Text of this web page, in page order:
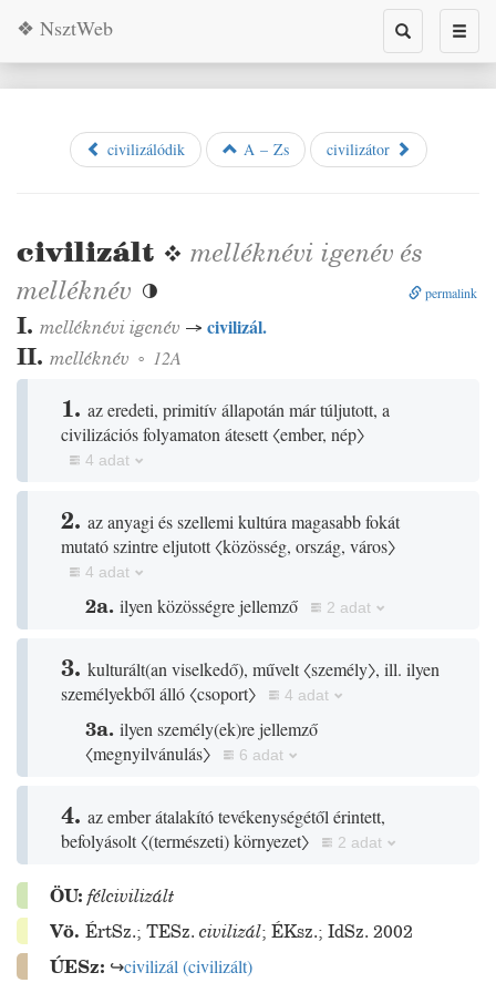
Toggle
search
❖ NsztWeb
civilizálódik A – Zs civilizátor
civilizált ❖ melléknévi igenév és
melléknév  permalink
I. melléknévi igenév → civilizál.
II. melléknév ◦ 12A
1. az eredeti, primitív állapotán már túljutott, a
civilizációs folyamaton átesett〈ember, nép〉
4 adat
2. az anyagi és szellemi kultúra magasabb fokát
mutató szintre eljutott〈közösség, ország, város〉
4 adat
2a. ilyen közösségre jellemző 2 adat
3. kulturált(an viselkedő), művelt〈személy〉, ill. ilyen
személyekből álló〈csoport〉 4 adat
3a. ilyen személy(ek)re jellemző
〈megnyilvánulás〉
6 adat
4. az ember átalakító tevékenységétől érintett,
befolyásolt〈(természeti)környezet〉 2 adat
ÖU: félcivilizált
Vö. ÉrtSz.; TESz. civilizál; ÉKsz.; IdSz. 2002
ÚESz: ↪civilizál (civilizált)